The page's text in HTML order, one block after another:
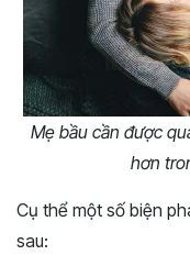
Mẹ bầu cần được
hơn
Cụ thể một số biện
sau: